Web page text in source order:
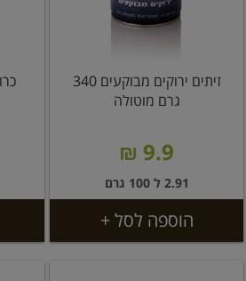
זיתים ירוקים מבוקעים 340
גרם מוטולה
9.9 ₪
2.91 ל 100 גרם
הוספה לסל +